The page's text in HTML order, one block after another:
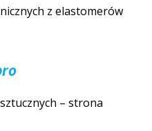
z elastomerów
– strona